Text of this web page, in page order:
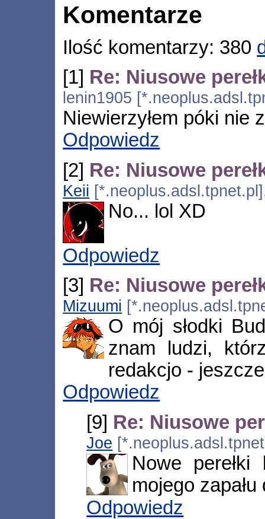
Komentarze
Ilość komentarzy: 380
[1] Re: Niusowe
lenin1905
Niewierzyłem póki nie
Odpowiedz
[2] Re: Niusowe
Keii
No... lol XD
Odpowiedz
[3] Re: Niusowe
Mizuumi
O mój słodki
znam ludzi,
redakcjo -
Odpowiedz
[9] Re: Niusowe
Joe
Nowe
mojego
Odpowiedz